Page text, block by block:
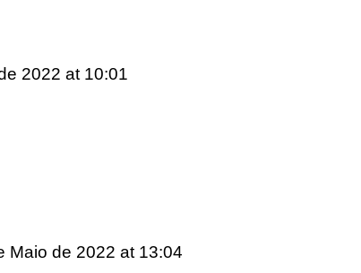
2022 at 10:01
Maio de 2022 at 13:04